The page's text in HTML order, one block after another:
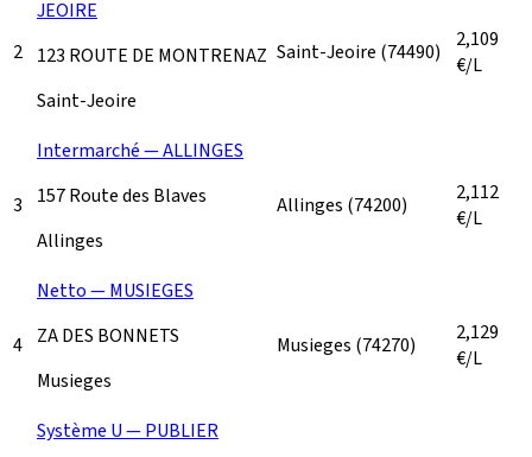
2
JEOIRE
123 ROUTE DE MONTRENAZ
Saint-Jeoire
Saint-Jeoire (74490)
2,109
€/L
3
Intermarché — ALLINGES
157 Route des Blaves
Allinges
Allinges (74200)
2,112
€/L
4
Netto — MUSIEGES
ZA DES BONNETS
Musieges
Musieges (74270)
2,129
€/L
Système U — PUBLIER